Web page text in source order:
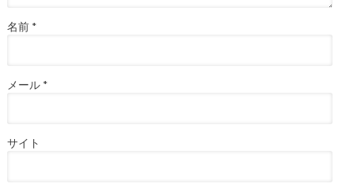
名前 *
メール *
サイト